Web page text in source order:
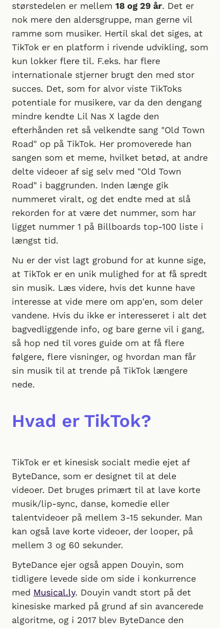
størstedelen er mellem 18 og 29 år. Det er
nok mere den aldersgruppe, man gerne vil
ramme som musiker. Hertil skal det siges, at
TikTok er en platform i rivende udvikling, som
kun lokker flere til. F.eks. har flere
internationale stjerner brugt den med stor
succes. Det, som for alvor viste TikToks
potentiale for musikere, var da den dengang
mindre kendte Lil Nas X lagde den
efterhånden ret så velkendte sang "Old Town
Road" op på TikTok. Her promoverede han
sangen som et meme, hvilket betød, at andre
delte videoer af sig selv med "Old Town
Road" i baggrunden. Inden længe gik
nummeret viralt, og det endte med at slå
rekorden for at være det nummer, som har
ligget nummer 1 på Billboards top-100 liste i
længst tid.
Nu er der vist lagt grobund for at kunne sige,
at TikTok er en unik mulighed for at få spredt
sin musik. Læs videre, hvis det kunne have
interesse at vide mere om app'en, som deler
vandene. Hvis du ikke er interesseret i alt det
bagvedliggende info, og bare gerne vil i gang,
så hop ned til vores guide om at få flere
følgere, flere visninger, og hvordan man får
sin musik til at trende på TikTok længere
nede.
Hvad er TikTok?
TikTok er et kinesisk socialt medie ejet af
ByteDance, som er designet til at dele
videoer. Det bruges primært til at lave korte
musik/lip-sync, danse, komedie eller
talentvideoer på mellem 3-15 sekunder. Man
kan også lave korte videoer, der looper, på
mellem 3 og 60 sekunder.
ByteDance ejer også appen Douyin, som
tidligere levede side om side i konkurrence
med Musical.ly. Douyin vandt stort på det
kinesiske marked på grund af sin avancerede
algoritme, og i 2017 blev ByteDance den